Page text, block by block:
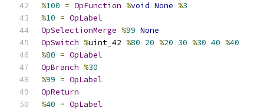
%100 = OpFunction %void None %3
%10 = OpLabel
OpSelectionMerge %99 None
OpSwitch %uint_42 %80 20 %20 30 %30 40 %40
%80 = OpLabel
OpBranch %30
%99 = OpLabel
OpReturn
%40 = OpLabel